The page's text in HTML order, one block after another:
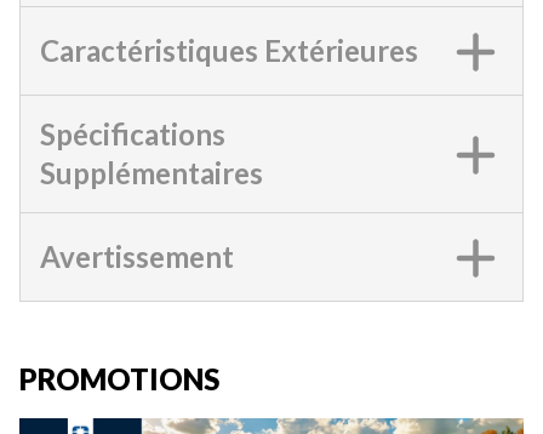
Caractéristiques Extérieures
Spécifications
Supplémentaires
Avertissement
PROMOTIONS